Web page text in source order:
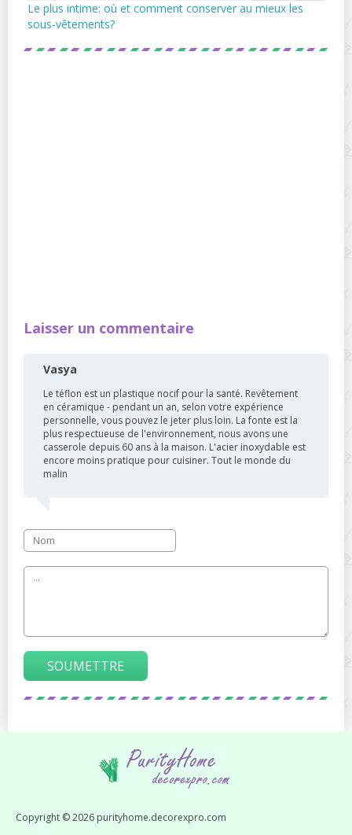
Le plus intime: où et comment conserver au mieux les
sous-vêtements?
Laisser un commentaire
Vasya
Le téflon est un plastique nocif pour la santé. Revêtement
en céramique - pendant un an, selon votre expérience
personnelle, vous pouvez le jeter plus loin. La fonte est la
plus respectueuse de l'environnement, nous avons une
casserole depuis 60 ans à la maison. L'acier inoxydable est
encore moins pratique pour cuisiner. Tout le monde du
malin
SOUMETTRE
Copyright © 2026 purityhome.decorexpro.com